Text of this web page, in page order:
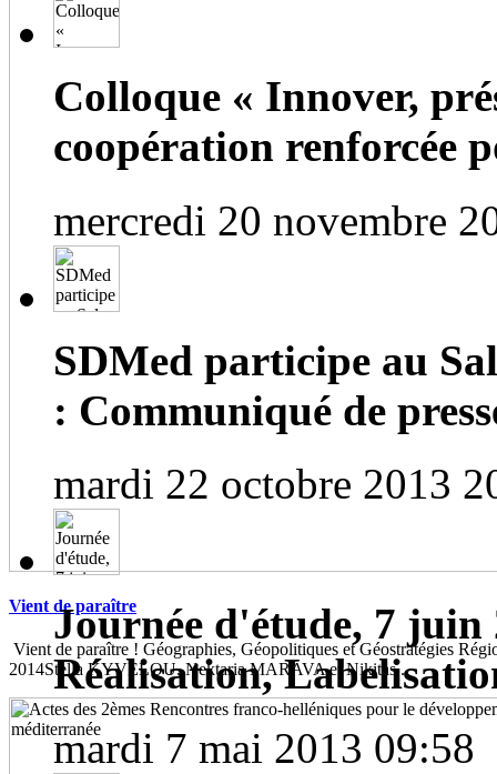
Vient de paraître
Vient de paraître ! Géographies, Géopolitiques et Géostratégies
2014Stella KYVELOU, Nektaria MARAVA et Nikitas...
Colloque « Innover,
coopération renforcée
mercredi 20 novembre
SDMed participe au
: Communiqué de
mardi 22 octobre 2013
Journée d'étude, 7
Réalisation,
mardi 7 mai 2013 09:58